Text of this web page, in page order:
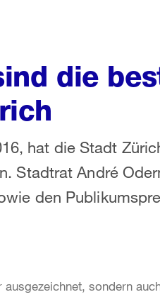
die
hat die Stadt
Stadtrat André
den
sondern